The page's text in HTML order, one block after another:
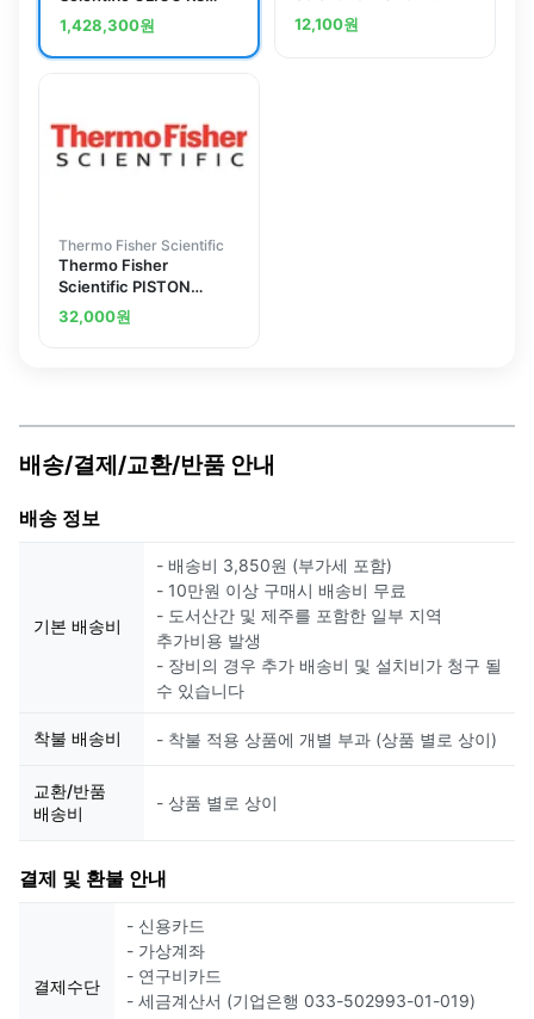
Column, 4.6 x 100 mm,
1.7 mL
1,428,300원
SPRING 0,6X6,5X110
12,100원
Thermo Fisher Scientific
Thermo Fisher
Scientific PISTON
SPRING 0,45X5,2X60
32,000원
배송/결제/교환/반품 안내
배송 정보
기본 배송비
- 배송비 3,850원 (부가세 포함)
- 10만원 이상 구매시 배송비 무료
- 도서산간 및 제주를 포함한 일부 지역
추가비용 발생
- 장비의 경우 추가 배송비 및 설치비가 청구 될
수 있습니다
착불 배송비 - 착불 적용 상품에 개별 부과 (상품 별로 상이)
교환/반품
배송비
- 상품 별로 상이
결제 및 환불 안내
결제수단
- 신용카드
- 가상계좌
- 연구비카드
- 세금계산서 (기업은행 033-502993-01-019)